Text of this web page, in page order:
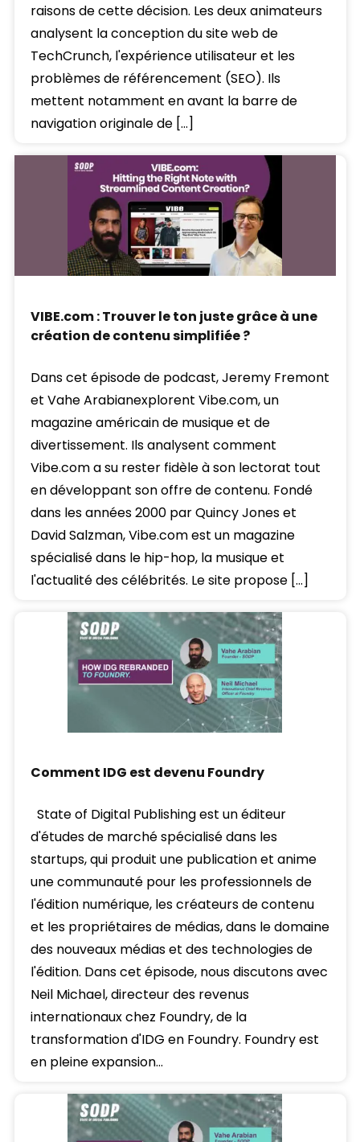
raisons de cette décision. Les deux animateurs
analysent la conception du site web de
TechCrunch, l'expérience utilisateur et les
problèmes de référencement (SEO). Ils
mettent notamment en avant la barre de
navigation originale de […]
VIBE.com : Trouver le ton juste grâce à une
création de contenu simplifiée ?
Dans cet épisode de podcast, Jeremy Fremont
et Vahe Arabianexplorent Vibe.com, un
magazine américain de musique et de
divertissement. Ils analysent comment
Vibe.com a su rester fidèle à son lectorat tout
en développant son offre de contenu. Fondé
dans les années 2000 par Quincy Jones et
David Salzman, Vibe.com est un magazine
spécialisé dans le hip-hop, la musique et
l'actualité des célébrités. Le site propose […]
Comment IDG est devenu Foundry
State of Digital Publishing est un éditeur
d'études de marché spécialisé dans les
startups, qui produit une publication et anime
une communauté pour les professionnels de
l'édition numérique, les créateurs de contenu
et les propriétaires de médias, dans le domaine
des nouveaux médias et des technologies de
l'édition. Dans cet épisode, nous discutons avec
Neil Michael, directeur des revenus
internationaux chez Foundry, de la
transformation d'IDG en Foundry. Foundry est
en pleine expansion…